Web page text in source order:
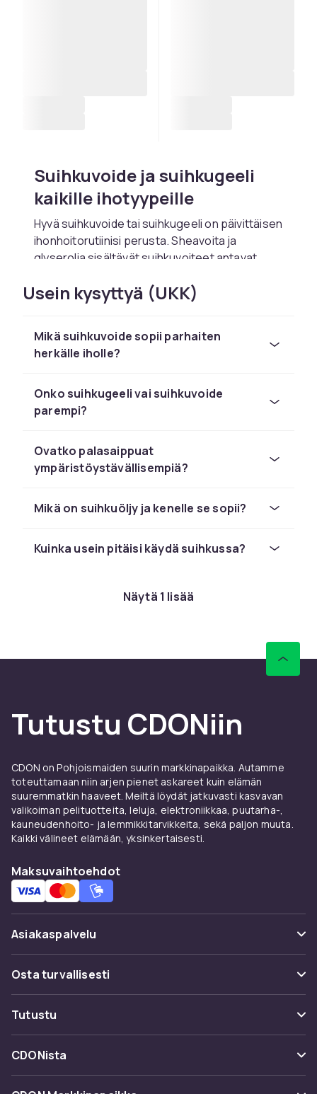
Suihkuvoide ja suihkugeeli
kaikille ihotyypeille
Hyvä suihkuvoide tai suihkugeeli on päivittäisen
ihonhoitorutiinisi perusta. Sheavoita ja
glyserolia sisältävät suihkuvoiteet antavat
Palasaippuat ja suihkuöljy
luonnollisina vaihtoehtoina
Palasaippuat ovat tehneet suuren paluun ja
puhdistuksen ilman muovipakkauksia.
Usein kysyttyä (UKK)
Mikä suihkuvoide sopii parhaiten
herkälle iholle?
Onko suihkugeeli vai suihkuvoide
parempi?
Ovatko palasaippuat
ympäristöystävällisempiä?
Mikä on suihkuöljy ja kenelle se sopii?
Kuinka usein pitäisi käydä suihkussa?
Näytä 1 lisää
Tutustu CDONiin
CDON on Pohjoismaiden suurin markkinapaikka. Autamme
toteuttamaan niin arjen pienet askareet kuin elämän
suuremmatkin haaveet. Meiltä löydät jatkuvasti kasvavan
valikoiman pelituotteita, leluja, elektroniikkaa, puutarha-,
kauneudenhoito- ja lemmikkitarvikkeita, sekä paljon muuta.
Kaikki välineet elämään, yksinkertaisesti.
Maksuvaihtoehdot
Asiakaspalvelu
Usein kysyttyä (UKK)
Seuraa pakettia
Ota yhteyttä
Osta turvallisesti
Maksuvaihtoehdot
Toimitus
Tutustu
Kategoriat
Tuotemerkit
CDONista
Tietoa meistä